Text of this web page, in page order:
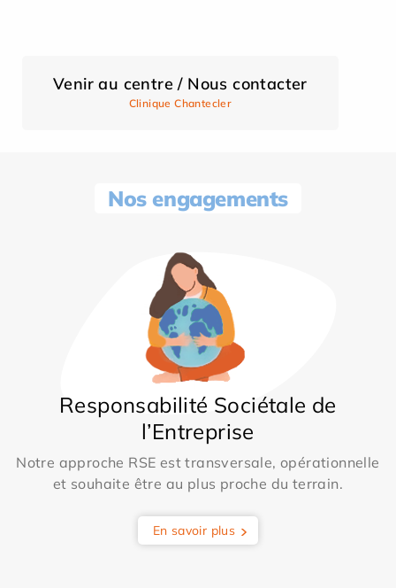
Venir au centre / Nous contacter
Clinique Chantecler
Nos engagements
Responsabilité Sociétale de
l’Entreprise
Notre approche RSE est transversale, opérationnelle
et souhaite être au plus proche du terrain.
En savoir plus